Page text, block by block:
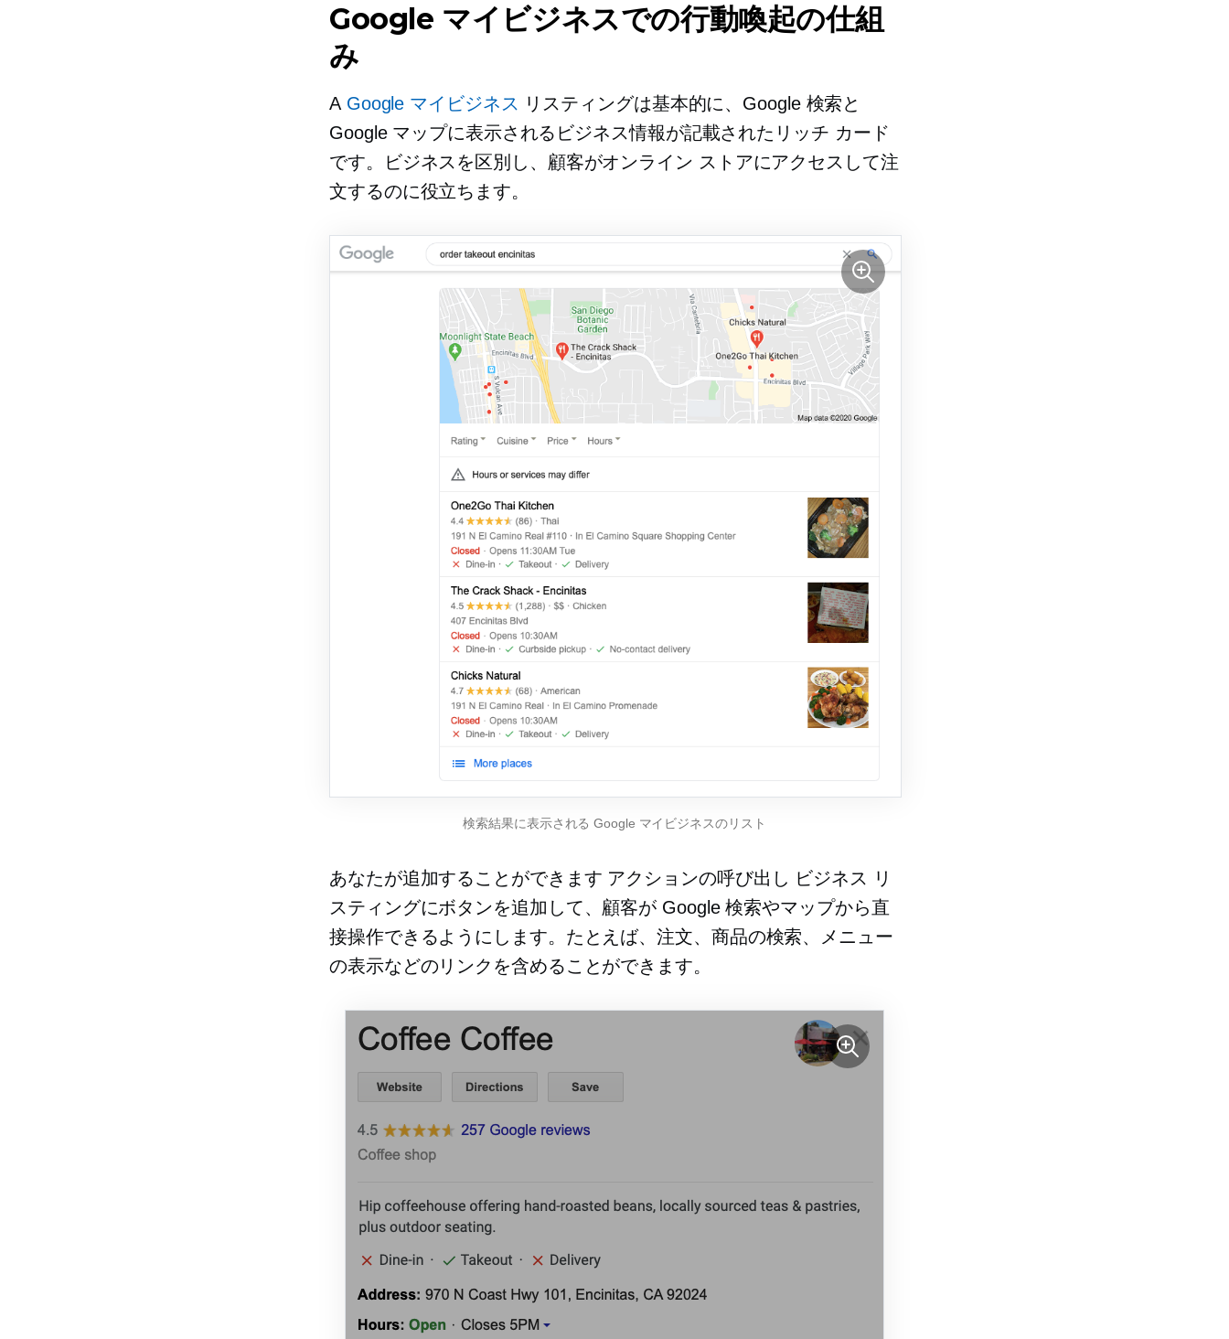
Google マイビジネスでの行動喚起の仕組
み
A Google マイビジネス リスティングは基本的に、Google 検索と
Google マップに表示されるビジネス情報が記載されたリッチ カード
です。ビジネスを区別し、顧客がオンライン ストアにアクセスして注
文するのに役立ちます。
検索結果に表示される Google マイビジネスのリスト
あなたが追加することができます アクションの呼び出し ビジネス リ
スティングにボタンを追加して、顧客が Google 検索やマップから直
接操作できるようにします。たとえば、注文、商品の検索、メニュー
の表示などのリンクを含めることができます。